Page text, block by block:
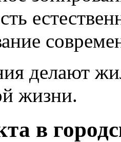
делают
жизни.
в